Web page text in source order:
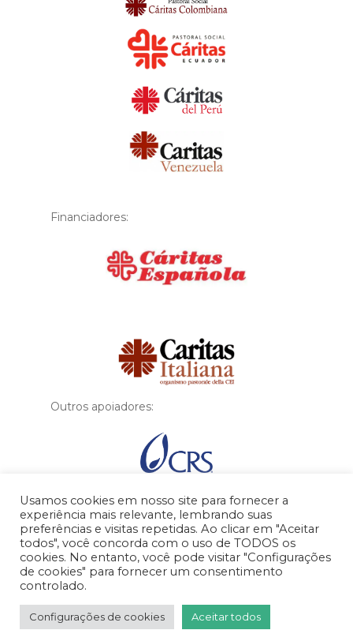
Financiadores:
Outros apoiadores:
Usamos cookies em nosso site para fornecer a
experiência mais relevante, lembrando suas
preferências e visitas repetidas. Ao clicar em "Aceitar
todos", você concorda com o uso de TODOS os
cookies. No entanto, você pode visitar "Configurações
de cookies" para fornecer um consentimento
controlado.
Configurações de cookies Aceitar todos